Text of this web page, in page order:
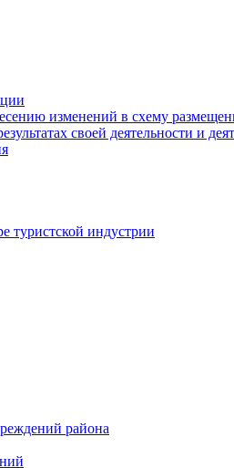
изменений в схему
своей деятельности и
туристской индустрии
района